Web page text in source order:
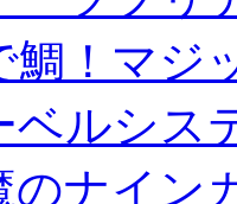
鯛！マジ
ベルシ
のナイン